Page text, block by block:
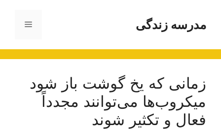
محتوامدرسه زندگی فهرست
زمانی که یخ گوشت باز شود
میکروب‌ها می‌توانند مجدداً
فعال و تکثیر شوند